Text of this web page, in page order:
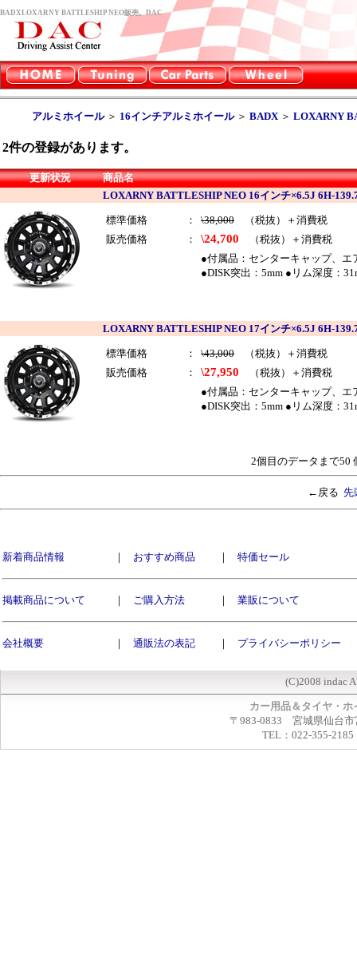
BADXLOXARNY BATTLESHIP NEO販売。DAC
アルミホイール＞ 16インチアルミホイール＞ BADX＞ LOXARNY
2件の登録があります。
更新状況
商品名
LOXARNY BATTLESHIP NEO 16インチ×6.5J 6H-
標準価格 ： \38,000 （税抜）＋消費税
販売価格
： \24,700 （税抜）＋消費税
●付属品：センターキャップ、
●DISK突出：5mm ●リム深度：
LOXARNY BATTLESHIP NEO 17インチ×6.5J 6H-
標準価格 ： \43,000 （税抜）＋消費税
販売価格
： \27,950 （税抜）＋消費税
●付属品：センターキャップ、
●DISK突出：5mm ●リム深度：
2個目のデータまで50
←戻る 先
新着商品情報 ｜ おすすめ商品 ｜ 特価セール
掲載商品について ｜ ご購入方法 ｜ 業販について
会社概要 ｜ 通販法の表記 ｜ プライバシーポリシー
(C)2008 indac
カー用品＆タイヤ・
〒983-0833 宮城県仙台市
TEL：022-355-